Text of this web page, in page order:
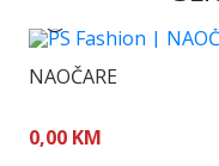
NAOČARE
0,00 KM